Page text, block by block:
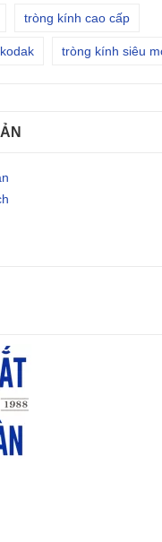
tròng kính cao cấp
tròng kính siêu